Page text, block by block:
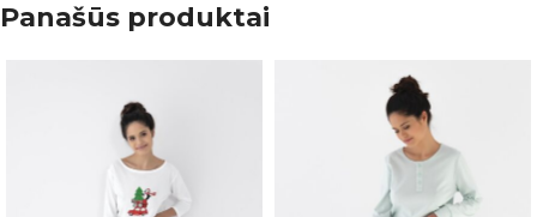
Panašūs produktai